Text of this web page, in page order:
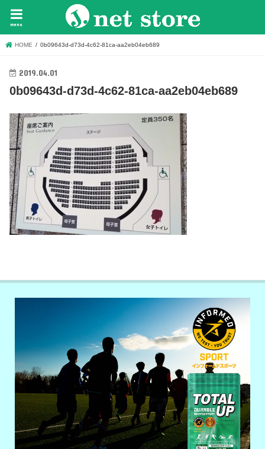
menu
HOME 0b09643d-d73d-4c62-81ca-aa2eb04eb689
2019.04.01
0b09643d-d73d-4c62-81ca-aa2eb04eb689